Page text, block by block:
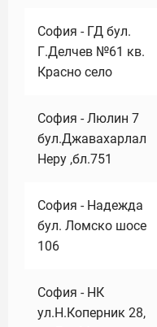
София - ГД бул.
Г.Делчев №61 кв.
Красно село
София - Люлин 7
бул.Джавахарлал
Неру ,бл.751
София - Надежда
бул. Ломско шосе
106
София - НК
ул.Н.Коперник 28,